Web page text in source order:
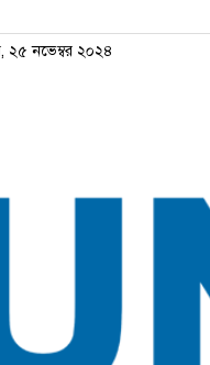
২৫ নভেম্বর ২০২৪